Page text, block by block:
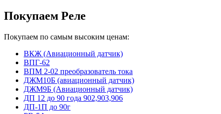
Покупаем Реле
Покупаем по самым высоким ценам:
ВКЖ (Авиационный датчик)
ВПГ-62
ВПМ 2-02 преобразователь тока
ДЖМ10Б (авиационный датчик)
ДЖМ9Б (Авиационный датчик)
ДП 12 до 90 года 902,903,906
ДП-1П до 90г